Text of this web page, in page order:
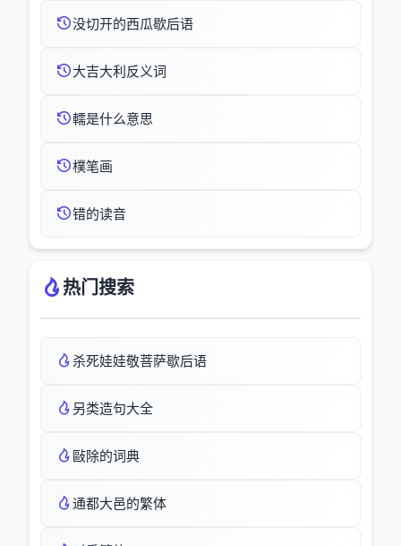
没切开的西瓜歇后语
大吉大利反义词
轜是什么意思
樸笔画
错的读音
热门搜索
杀死娃娃敬菩萨歇后语
另类造句大全
敺除的词典
通都大邑的繁体